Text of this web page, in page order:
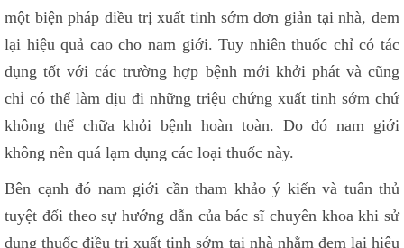
một biện pháp điều trị xuất tinh sớm đơn giản tại nhà, đem
lại hiệu quả cao cho nam giới. Tuy nhiên thuốc chỉ có tác
dụng tốt với các trường hợp bệnh mới khởi phát và cũng
chỉ có thể làm dịu đi những triệu chứng xuất tinh sớm chứ
không thể chữa khỏi bệnh hoàn toàn. Do đó nam giới
không nên quá lạm dụng các loại thuốc này.
Bên cạnh đó nam giới cần tham khảo ý kiến và tuân thủ
tuyệt đối theo sự hướng dẫn của bác sĩ chuyên khoa khi sử
dụng thuốc điều trị xuất tinh sớm tại nhà nhằm đem lại hiệu